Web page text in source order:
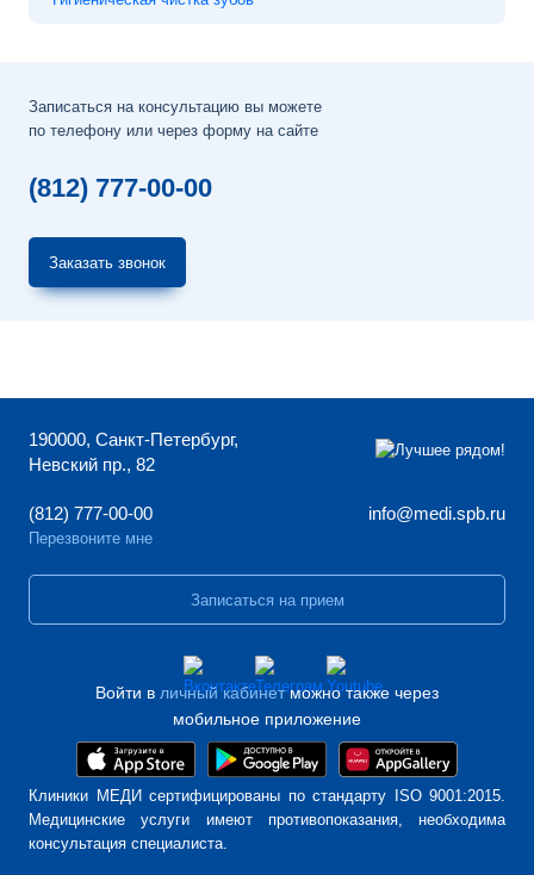
Записаться на консультацию вы можете
по телефону или через форму на сайте
(812) 777-00-00
Заказать звонок
190000, Санкт-Петербург,
Невский пр., 82
(812) 777-00-00
Перезвоните мне
info@medi.spb.ru
Записаться на прием
Клиники МЕДИ сертифицированы по стандарту ISO 9001:2015.
Медицинские услуги имеют противопоказания, необходима
консультация специалиста.
Войти в личный кабинетможно также через
мобильное приложение